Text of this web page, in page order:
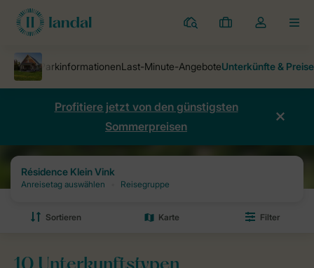
Ferienparks
Meine
Dropdown-
meines
öffnen
Profitiere jetzt von den günstigsten
Sommerpreisen
Ferienparks Résidence Klein Vink